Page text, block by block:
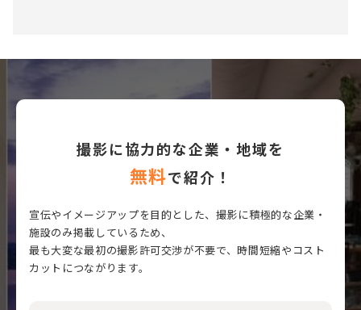
撮影に協力的な企業・地域を
無料で紹介！
宣伝やイメージアップを目的とした、撮影に積極的な企業・
施設のみ掲載しているため、
最も大変な最初の撮影許可交渉が不要で、時間短縮やコスト
カットにつながります。